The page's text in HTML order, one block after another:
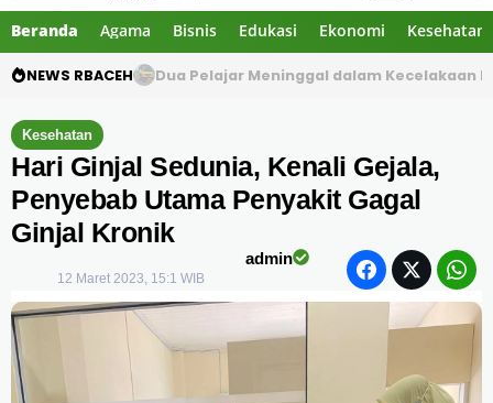
Beranda Agama Bisnis Edukasi Ekonomi Kesehatan
NEWS RBACEH Gibran Tegur Kadisdik Bireuen, Temukan 1
Kesehatan
Hari Ginjal Sedunia, Kenali Gejala,
Penyebab Utama Penyakit Gagal
Ginjal Kronik
admin
12 Maret 2023, 15:1 WIB